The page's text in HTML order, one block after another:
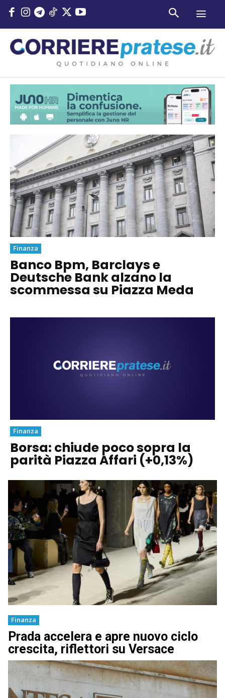
Finanza
Banco Bpm, Barclays e
Deutsche Bank alzano la
scommessa su Piazza Meda
Finanza
Borsa: chiude poco sopra la
parità Piazza Affari (+0,13%)
Finanza
Prada accelera e apre nuovo ciclo
crescita, riflettori su Versace